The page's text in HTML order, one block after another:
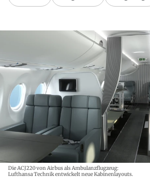
Die ACJ220 von Airbus als Ambulanzflugzeug:
Lufthansa Technik entwickelt neue Kabinenlayouts.